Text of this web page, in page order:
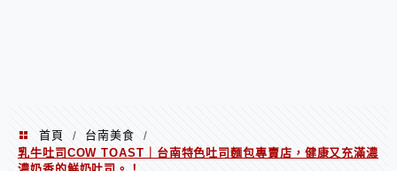
首頁 / 台南美食
/
乳牛吐司COW TOAST｜台南特色吐司麵包專賣店，健康又充滿濃